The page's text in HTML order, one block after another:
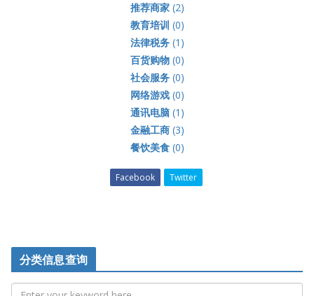
推荐商家(2)
教育培训 (0)
法律税务(1)
百货购物(0)
社会服务(0)
网络游戏(0)
通讯电脑(1)
金融工商(3)
餐饮美食(0)
Facebook Twitter
分类信息查询